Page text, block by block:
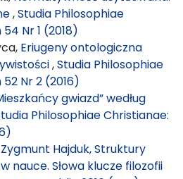
,Studia Philosophiae
Nr 1 (2018)
Eriugeny ontologiczna
,Studia Philosophiae
Nr 2 (2016)
gwiazd” według
Philosophiae Christianae:
Zygmunt Hajduk, Struktury
nauce. Słowa klucze filozofii